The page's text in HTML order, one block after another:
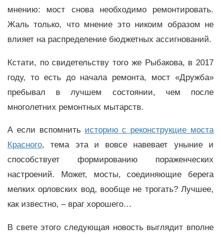
мнению: мост снова необходимо ремонтировать.
Жаль только, что мнение это никоим образом не
влияет на распределение бюджетных ассигнований.
Кстати, по свидетельству того же Рыбакова, в 2017
году, то есть до начала ремонта, мост «Дружба»
пребывал в лучшем состоянии, чем после
многолетних ремонтных мытарств.
А если вспомнить историю с реконструкцие моста
Красного, тема эта и вовсе навевает уныние и
способствует формированию пораженческих
настроений. Может, мосты, соединяющие берега
мелких орловских вод, вообще не трогать? Лучшее,
как известно, – враг хорошего…
В свете этого следующая новость выглядит вполне